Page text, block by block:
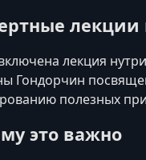
лекция
Гондорчин
полезных
это важно